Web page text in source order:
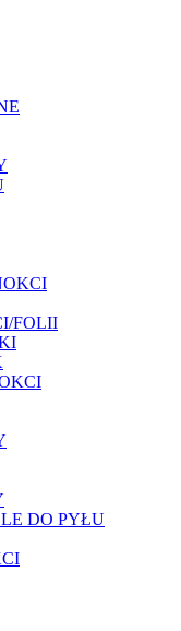
FOLII
DO PYŁU